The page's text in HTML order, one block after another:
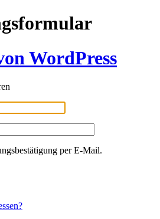
WordPress
per E-Mail.